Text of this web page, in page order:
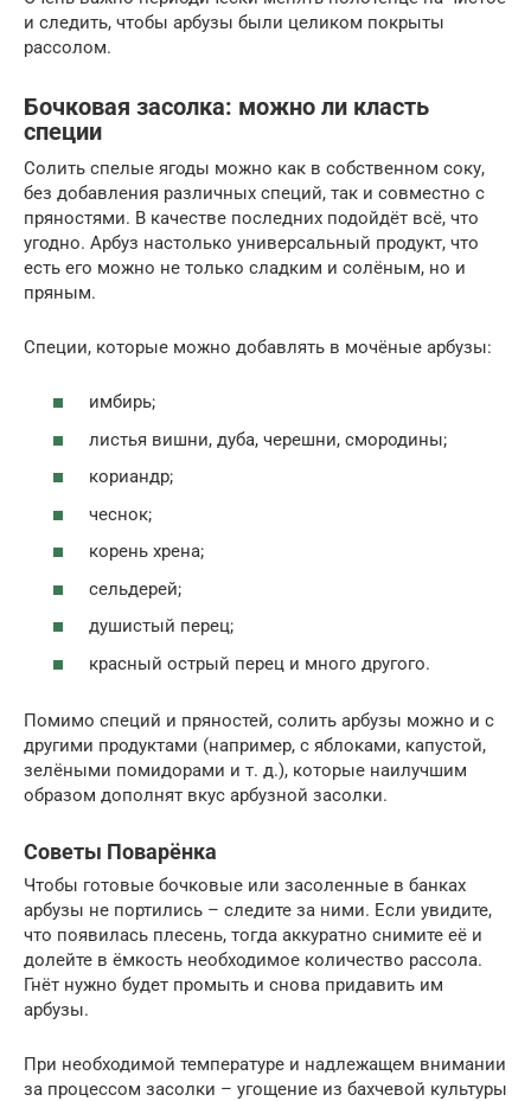
и следить, чтобы арбузы были целиком покрыты
рассолом.
Бочковая засолка: можно ли класть
специи
Солить спелые ягоды можно как в собственном соку,
без добавления различных специй, так и совместно с
пряностями. В качестве последних подойдёт всё, что
угодно. Арбуз настолько универсальный продукт, что
есть его можно не только сладким и солёным, но и
пряным.
Специи, которые можно добавлять в мочёные арбузы:
имбирь;
листья вишни, дуба, черешни, смородины;
кориандр;
чеснок;
корень хрена;
сельдерей;
душистый перец;
красный острый перец и много другого.
Помимо специй и пряностей, солить арбузы можно и с
другими продуктами (например, с яблоками, капустой,
зелёными помидорами и т. д.), которые наилучшим
образом дополнят вкус арбузной засолки.
Советы Поварёнка
Чтобы готовые бочковые или засоленные в банках
арбузы не портились – следите за ними. Если увидите,
что появилась плесень, тогда аккуратно снимите её и
долейте в ёмкость необходимое количество рассола.
Гнёт нужно будет промыть и снова придавить им
арбузы.
При необходимой температуре и надлежащем внимании
за процессом засолки – угощение из бахчевой культуры